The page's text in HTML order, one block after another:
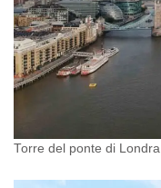
Torre del ponte di Londra